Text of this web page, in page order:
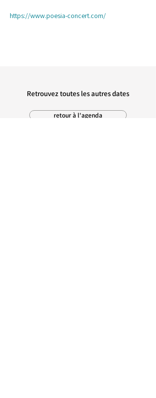
https://www.poesia-concert.com/
Retrouvez toutes les autres dates
retour à l'agenda